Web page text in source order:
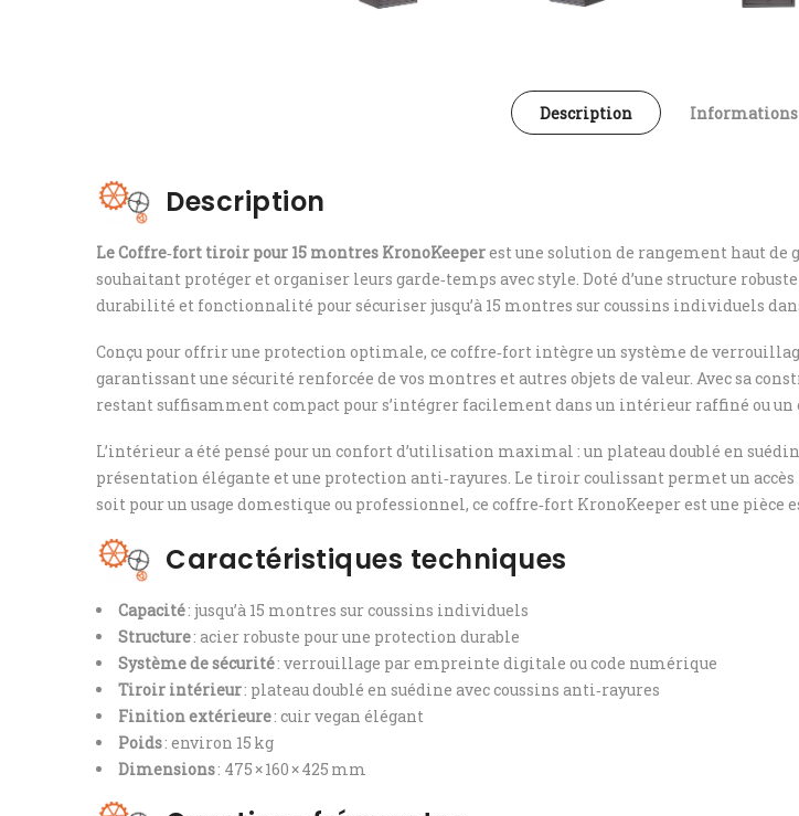
Description
Description
Le Coffre‑fort tiroir pour 15 montres KronoKeeperest une solution de rangement haut de
souhaitant protéger et organiser leurs garde‑temps avec style. Doté d’une structure
durabilité et fonctionnalité pour sécuriser jusqu’à 15 montres sur coussins individuels
Conçu pour offrir une protection optimale, ce coffre‑fort intègre un système de
garantissant une sécurité renforcée de vos montres et autres objets de valeur. Avec sa
restant suffisamment compact pour s’intégrer facilement dans un intérieur raffiné ou un
L’intérieur a été pensé pour un confort d’utilisation maximal : un plateau doublé en
présentation élégante et une protection anti‑rayures. Le tiroir coulissant permet un
soit pour un usage domestique ou professionnel, ce coffre‑fort KronoKeeper est une
Caractéristiques techniques
Capacité: jusqu’à 15 montres sur coussins individuels
Structure: acier robuste pour une protection durable
Système de sécurité: verrouillage par empreinte digitale ou code numérique
Tiroir intérieur: plateau doublé en suédine avec coussins anti‑rayures
Finition extérieure: cuir vegan élégant
Poids: environ 15 kg
Dimensions: 475 × 160 × 425 mm